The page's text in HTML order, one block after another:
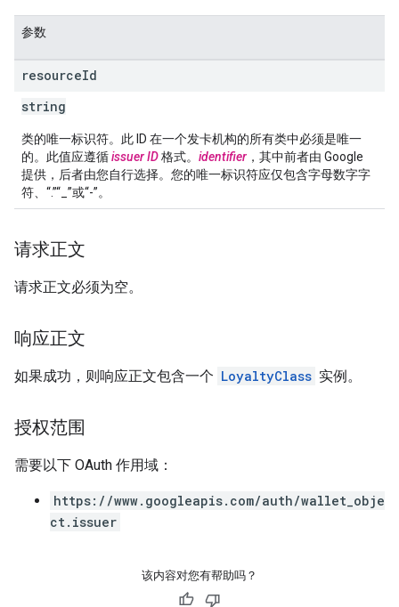
参数
resourceId
string
类的唯一标识符。此 ID 在一个发卡机构的所有类中必须是唯一
的。此值应遵循issuer ID格式。 identifier ，其中前者由 Google
提供，后者由您自行选择。您的唯一标识符应仅包含字母数字字
符、“.”“_”或“-”。
请求正文
请求正文必须为空。
响应正文
如果成功，则响应正文包含一个 LoyaltyClass 实例。
授权范围
需要以下 OAuth 作用域：
https://www.googleapis.com/auth/wallet_obje
ct.issuer
该内容对您有帮助吗？